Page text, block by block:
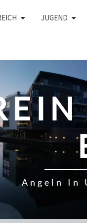
JUGEND
Angeln In